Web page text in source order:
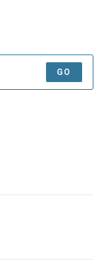
GO